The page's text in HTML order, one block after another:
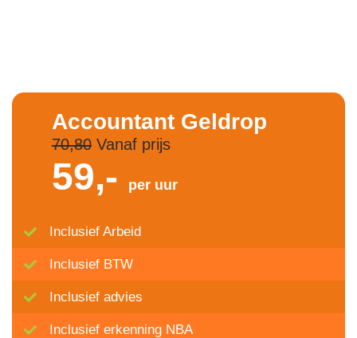
Accountant Geldrop
70,80Vanaf prijs
59,- per uur
Inclusief Arbeid
Inclusief BTW
Inclusief advies
Inclusief erkenning NBA